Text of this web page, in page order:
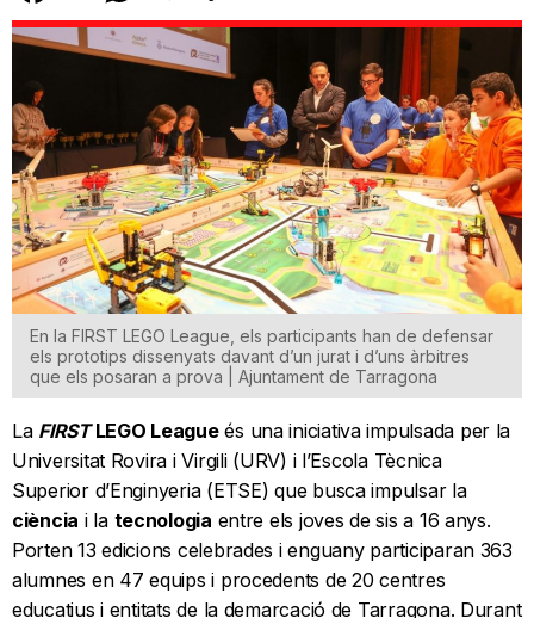
En la FIRST LEGO League, els participants han de defensar
els prototips dissenyats davant d’un jurat i d’uns àrbitres
que els posaran a prova | Ajuntament de Tarragona
La FIRSTLEGO Leagueés una iniciativa impulsada per la
Universitat Rovira i Virgili (URV) i l’Escola Tècnica
Superior d’Enginyeria (ETSE) que busca impulsar la
ciència i la tecnologia entre els joves de sis a 16 anys.
Porten 13 edicions celebrades i enguany participaran 363
alumnes en 47 equips i procedents de 20 centres
educatius i entitats de la demarcació de Tarragona. Durant